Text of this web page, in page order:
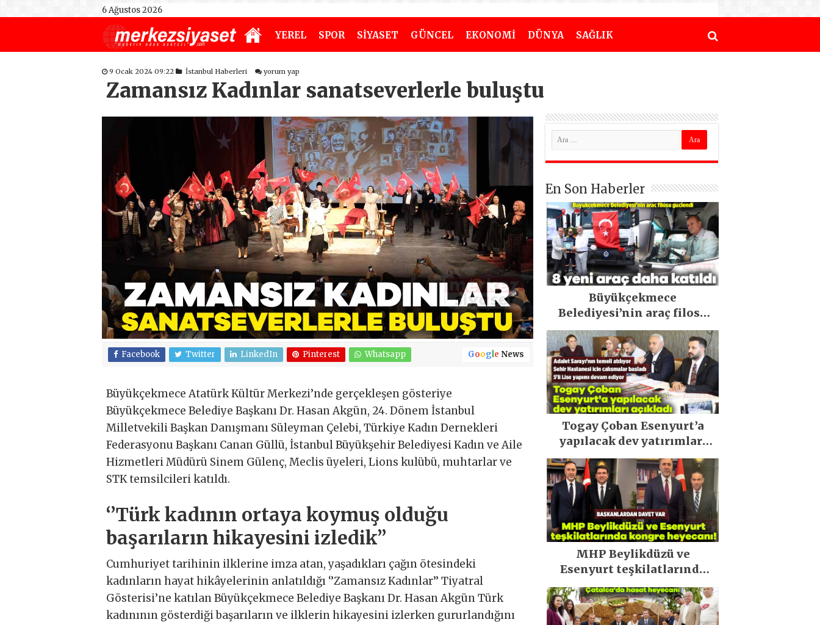
6 Ağustos 2026
YEREL SPOR SİYASET GÜNCEL EKONOMİ DÜNYA SAĞLIK
9 Ocak 2024 09:22 İstanbul Haberleri yorum yap
Zamansız Kadınlar sanatseverlerle buluştu
Facebook Twitter LinkedIn Pinterest Whatsapp Google News
Büyükçekmece Atatürk Kültür Merkezi’nde gerçekleşen gösteriye
Büyükçekmece Belediye Başkanı Dr. Hasan Akgün, 24. Dönem İstanbul
Milletvekili Başkan Danışmanı Süleyman Çelebi, Türkiye Kadın Dernekleri
Federasyonu Başkanı Canan Güllü, İstanbul Büyükşehir Belediyesi Kadın ve Aile
Hizmetleri Müdürü Sinem Gülenç, Meclis üyeleri, Lions kulübü, muhtarlar ve
STK temsilcileri katıldı.
‘’Türk kadının ortaya koymuş olduğu
başarıların hikayesini izledik’’
Cumhuriyet tarihinin ilklerine imza atan, yaşadıkları çağın ötesindeki
kadınların hayat hikâyelerinin anlatıldığı ‘’Zamansız Kadınlar’’ Tiyatral
Gösterisi’ne katılan Büyükçekmece Belediye Başkanı Dr. Hasan Akgün Türk
kadınının gösterdiği başarıların ve ilklerin hikayesini izlerken gururlandığını
En Son Haberler
Büyükçekmece
Belediyesi’nin araç filosu
güçlendi
Togay Çoban Esenyurt’a
yapılacak dev yatırımları
açıkladı
MHP Beylikdüzü ve
Esenyurt teşkilatlarında
kongre heyecanı!